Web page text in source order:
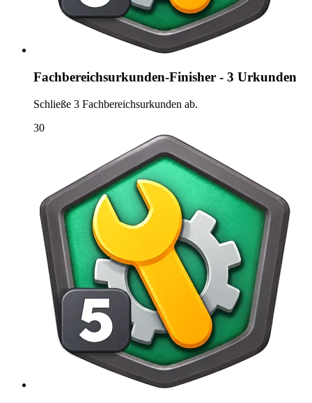
Fachbereichsurkunden-Finisher - 3 Urkunden
Schließe 3 Fachbereichsurkunden ab.
30